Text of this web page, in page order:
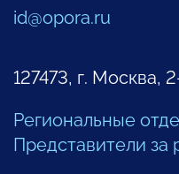
id@opora.ru
127473, г. Москва,
Региональные
Представители за